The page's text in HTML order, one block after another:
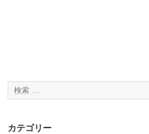
カテゴリー